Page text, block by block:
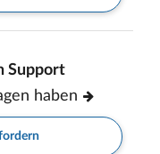
Support
haben